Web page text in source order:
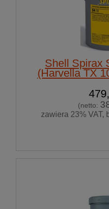
Shell Spirax
(Harvella TX
(netto:
zawiera 23% VAT,